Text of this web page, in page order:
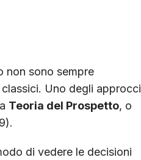
non sono sempre
Uno degli approcci
Teoria del Prospetto, o
di vedere le decisioni